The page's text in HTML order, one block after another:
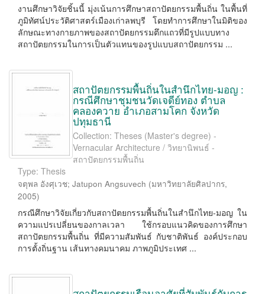
งานศึกษาวิจัยชิ้นนี้ มุ่งเน้นการศึกษาสถาปัตยกรรมพื้นถิ่น ในพื้นที่
ภูมิทัศน์ประวัติศาสตร์เมืองเก่าลพบุรี โดยทำการศึกษาในมิติของ
ลักษณะทางกายภาพของสถาปัตยกรรมตึกแถวที่มีรูปแบบทาง
สถาปัตยกรรมในการเป็นตัวแทนของรูปแบบสถาปัตยกรรม ...
สถาปัตยกรรมพื้นถิ่นในสำนึกไทย-มอญ :
กรณีศึกษาชุมชนวัดเจดีย์ทอง ตำบล
คลองควาย อำเภอสามโคก จังหวัด
ปทุมธานี
Collection: Theses (Master's degree) -
Vernacular Architecture / วิทยานิพนธ์ -
สถาปัตยกรรมพื้นถิ่น
Type: Thesis
จตุพล อังศุเวช; Jatupon Angsuvech (มหาวิทยาลัยศิลปากร,
2005)
กรณีศึกษาวิจัยเกี่ยวกับสถาปัตยกรรมพื้นถิ่นในสำนึกไทย-มอญ ใน
ความแปรเปลี่ยนของกาลเวลา ใช้กรอบแนวคิดของการศึกษา
สถาปัตยกรรมพื้นถิ่น ที่มีความสัมพันธ์ กับชาติพันธ์ องค์ประกอบ
การตั้งถิ่นฐาน เส้นทางคมนาคม ภาพภูมิประเทศ ...